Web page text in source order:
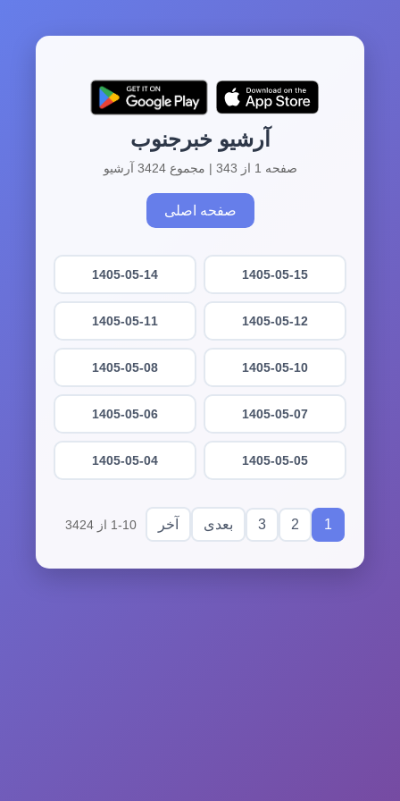
آرشیو خبرجنوب
صفحه 1 از 343 | مجموع 3424 آرشیو
صفحه اصلی
1405-05-15
1405-05-14
1405-05-12
1405-05-11
1405-05-10
1405-05-08
1405-05-07
1405-05-06
1405-05-05
1405-05-04
1
2
3 بعدی آخر 1-10 از 3424